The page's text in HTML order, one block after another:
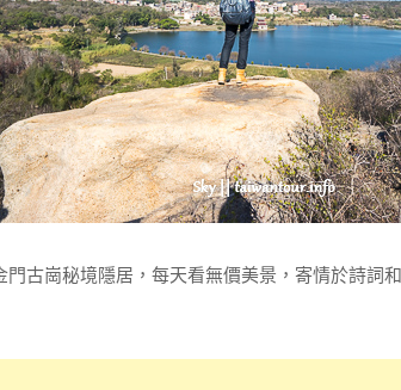
古崗秘境隱居，每天看無價美景，寄情於詩詞